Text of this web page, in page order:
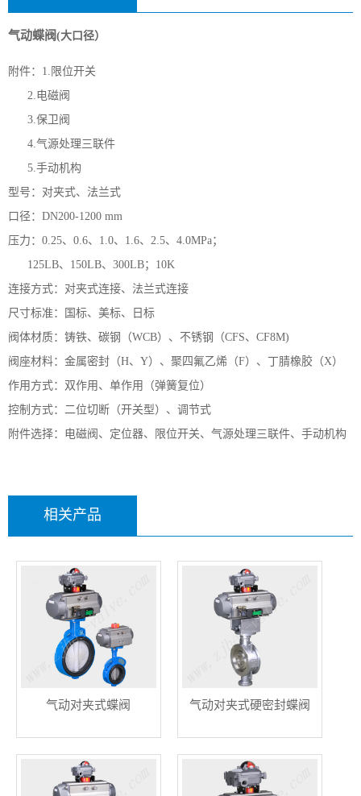
气动蝶阀(大口径）
附件：1.限位开关
2.电磁阀
3.保卫阀
4.气源处理三联件
5.手动机构
型号：对夹式、法兰式
口径：DN200-1200 mm
压力：0.25、0.6、1.0、1.6、2.5、4.0MPa；
125LB、150LB、300LB；10K
连接方式：对夹式连接、法兰式连接
尺寸标准：国标、美标、日标
阀体材质：铸铁、碳钢（WCB）、不锈钢（CFS、CF8M)
阀座材料：金属密封（H、Y）、聚四氟乙烯（F）、丁腈橡胶（X）
作用方式：双作用、单作用（弹簧复位）
控制方式：二位切断（开关型）、调节式
附件选择：电磁阀、定位器、限位开关、气源处理三联件、手动机构
相关产品
气动对夹式蝶阀 气动对夹式硬密封蝶阀